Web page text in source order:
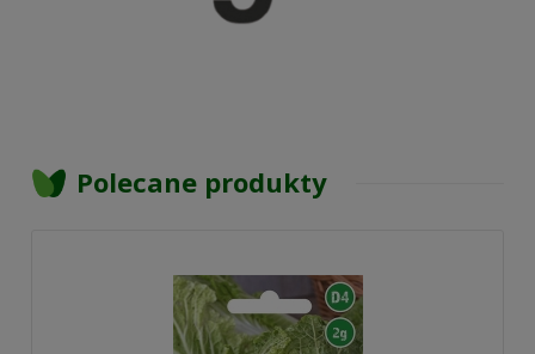
Polecane produkty